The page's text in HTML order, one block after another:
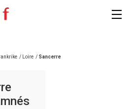
/ Loire / Sancerre